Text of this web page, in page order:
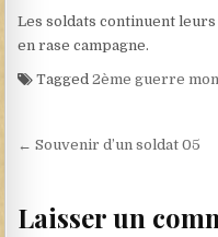
Les soldats continuent
en rase campagne.
Tagged2ème guerre
Navigation
← Souvenir d’un soldat 05
Laisser un